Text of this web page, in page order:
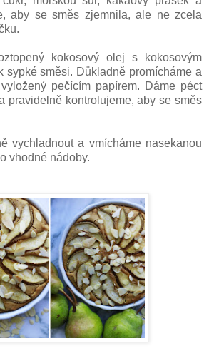
aby se směs zjemnila, ale ne zcela
kokosový olej s kokosovým
sypké směsi. Důkladně promícháme a
pečícím papírem. Dáme péct
pravidelně kontrolujeme, aby se směs
vychladnout a vmícháme nasekanou
vhodné nádoby.